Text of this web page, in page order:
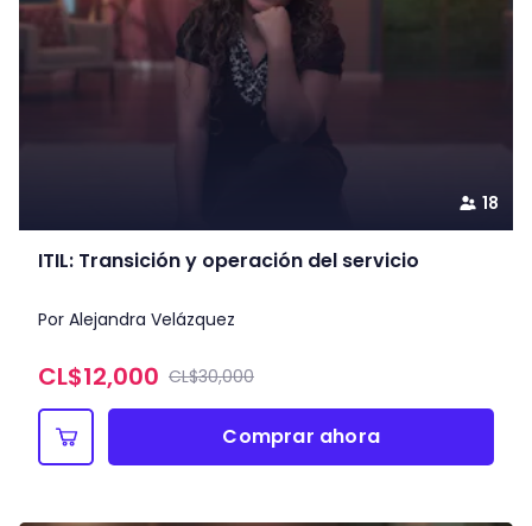
18
ITIL: Transición y operación del servicio
Por Alejandra Velázquez
CL$12,000 CL$30,000
Comprar ahora